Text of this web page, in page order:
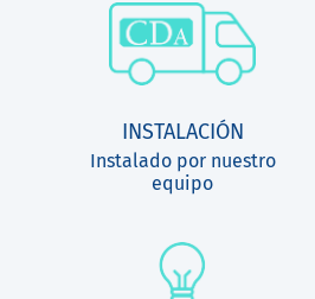
INSTALACIÓN
Instalado por nuestro
equipo